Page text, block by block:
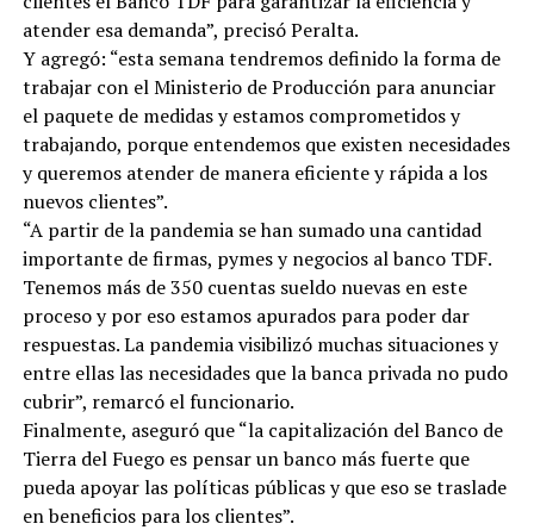
atender esa demanda”, precisó Peralta.
Y agregó: “esta semana tendremos definido la forma de
trabajar con el Ministerio de Producción para anunciar
el paquete de medidas y estamos comprometidos y
trabajando, porque entendemos que existen necesidades
y queremos atender de manera eficiente y rápida a los
nuevos clientes”.
“A partir de la pandemia se han sumado una cantidad
importante de firmas, pymes y negocios al banco TDF.
Tenemos más de 350 cuentas sueldo nuevas en este
proceso y por eso estamos apurados para poder dar
respuestas. La pandemia visibilizó muchas situaciones y
entre ellas las necesidades que la banca privada no pudo
cubrir”, remarcó el funcionario.
Finalmente, aseguró que “la capitalización del Banco de
Tierra del Fuego es pensar un banco más fuerte que
pueda apoyar las políticas públicas y que eso se traslade
en beneficios para los clientes”.